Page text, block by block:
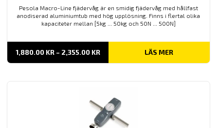
Pesola Macro-Line fjädervåg är en smidig fjädervåg med hållfast
anodiserad aluminiumtub med hög upplösning. Finns i flertal olika
kapaciteter mellan [5kg ... 50kg och 50N ... 500N]
1,880.00 KR – 2,355.00 KRPRISINTERVALL:
TILL
LÄS MER